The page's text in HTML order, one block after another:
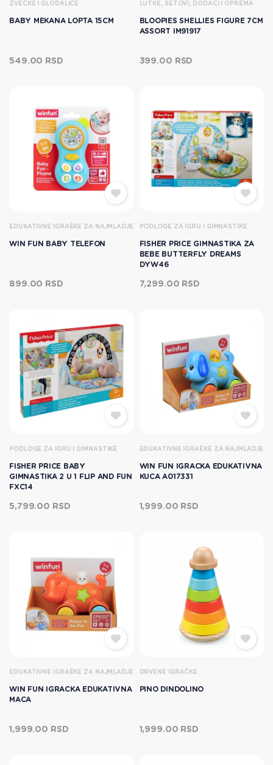
ZVEČKE I GLODALICE
BABY MEKANA LOPTA 15CM
549.00 RSD
LUTKE, SETOVI, DODACI I OPREMA
BLOOPIES SHELLIES FIGURE 7CM
ASSORT IM91917
399.00 RSD
EDUKATIVNE IGRAÈKE ZA NAJMLADJE
WIN FUN BABY TELEFON
899.00 RSD
PODLOGE ZA IGRU I GIMNASTIKE
FISHER PRICE GIMNASTIKA ZA
BEBE BUTTERFLY DREAMS
DYW46
7,299.00 RSD
PODLOGE ZA IGRU I GIMNASTIKE
FISHER PRICE BABY
GIMNASTIKA 2 U 1 FLIP AND FUN
FXC14
5,799.00 RSD
EDUKATIVNE IGRAÈKE ZA NAJMLADJE
WIN FUN IGRACKA EDUKATIVNA
KUCA A017331
1,999.00 RSD
EDUKATIVNE IGRAÈKE ZA NAJMLADJE
WIN FUN IGRACKA EDUKATIVNA
MACA
1,999.00 RSD
DRVENE IGRAČKE
PINO DINDOLINO
1,999.00 RSD